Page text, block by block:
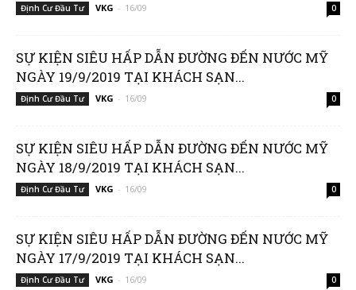
Định Cư Đầu Tư VKG - 16/09 0
SỰ KIỆN SIÊU HẤP DẪN ĐƯỜNG ĐẾN NƯỚC MỸ
NGÀY 19/9/2019 TẠI KHÁCH SẠN...
Định Cư Đầu Tư VKG - 16/09 0
SỰ KIỆN SIÊU HẤP DẪN ĐƯỜNG ĐẾN NƯỚC MỸ
NGÀY 18/9/2019 TẠI KHÁCH SẠN...
Định Cư Đầu Tư VKG - 16/09 0
SỰ KIỆN SIÊU HẤP DẪN ĐƯỜNG ĐẾN NƯỚC MỸ
NGÀY 17/9/2019 TẠI KHÁCH SẠN...
Định Cư Đầu Tư VKG - 16/09 0